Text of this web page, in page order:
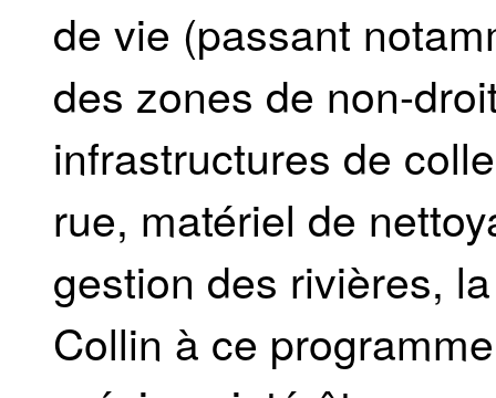
de vie (passant
des zones de non-
infrastructures de
rue, matériel de
gestion des rivières,
Collin à ce